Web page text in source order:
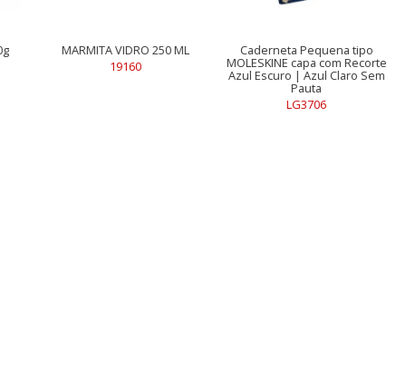
VIDRO 250 ML
Caderneta Pequena tipo
MOLESKINE capa com Recorte
Azul Escuro | Azul Claro Sem
CONJ. DE
DUPLA
VI-